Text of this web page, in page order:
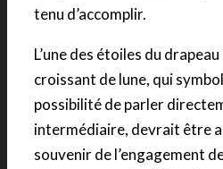
tenu d’accomplir.
L’une des étoiles du
croissant de lune, qui
possibilité de parler
intermédiaire, devrait être
souvenir de l’engagement